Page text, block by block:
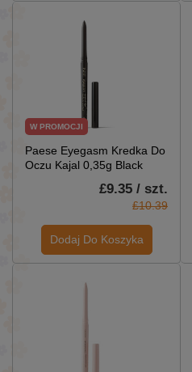
W PROMOCJI
Paese Eyegasm Kredka Do
Oczu Kajal 0,35g Black
£9.35 / szt.
£10.39
Dodaj Do Koszyka